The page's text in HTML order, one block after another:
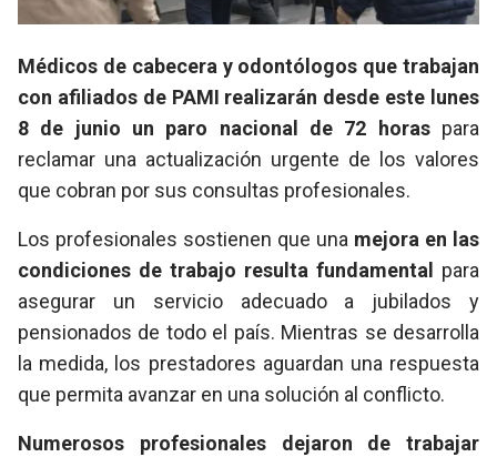
Médicos de cabecera y odontólogos que trabajan
con afiliados de PAMI realizarán desde este lunes
8 de junio un paro nacional de 72 horaspara
reclamar una actualización urgente de los valores
que cobran por sus consultas profesionales.
Los profesionales sostienen que una mejora en las
condiciones de trabajo resulta fundamental
para
asegurar un servicio adecuado a jubilados y
pensionados de todo el país. Mientras se desarrolla
la medida, los prestadores aguardan una respuesta
que permita avanzar en una solución al conflicto.
Numerosos profesionales dejaron de trabajar